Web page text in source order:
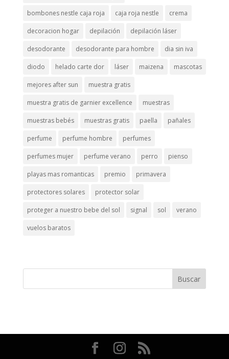
bombones nestle caja roja caja roja nestle crema
decoracion hogar depilación depilación láser
desodorante desodorante para hombre dia sin iva
diodo helado carte dor láser maizena mascotas
mejores after sun muestra gratis
muestra gratis de garnier excellence muestras
muestras bebés muestras gratis paella pañales
perfume perfume hombre perfumes
perfumes mujer perfume verano perro pienso
playas mas romanticas premio primavera
protectores solares protector solar
proteger a nuestro bebe del sol signal sol verano
vuelos baratos